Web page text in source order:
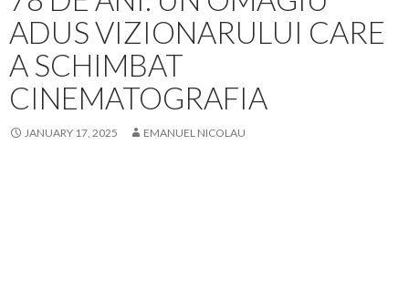
ADUS VIZIONARULUI CARE
A SCHIMBAT
CINEMATOGRAFIA
JANUARY 17, 2025 EMANUEL NICOLAU